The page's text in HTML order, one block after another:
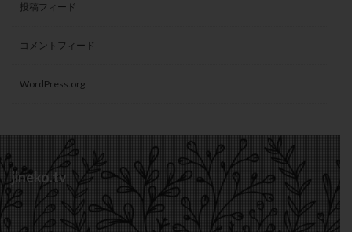
投稿フィード
コメントフィード
WordPress.org
jineko.tv